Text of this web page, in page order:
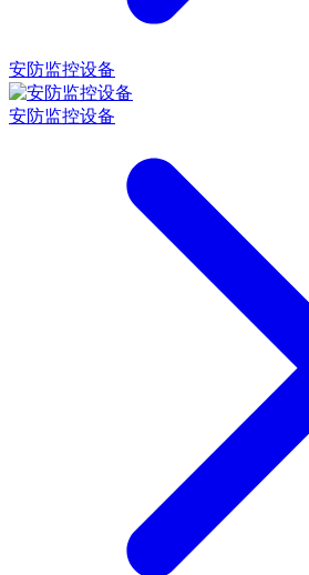
安防监控设备
安防监控设备